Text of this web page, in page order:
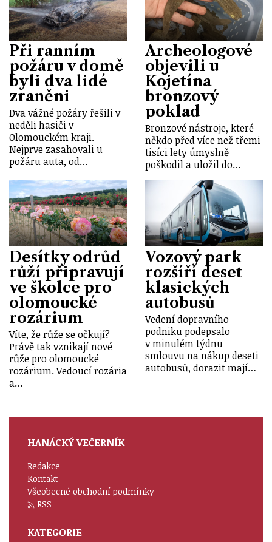
Při ranním
požáru v domě
byli dva lidé
zraněni
Dva vážné požáry řešili v
neděli hasiči v
Olomouckém kraji.
Nejprve zasahovali u
požáru auta, od…
Archeologové
objevili u
Kojetína
bronzový
poklad
Bronzové nástroje, které
někdo před více než třemi
tisíci lety úmyslně
poškodil a uložil do…
Desítky odrůd
růží připravují
ve školce pro
olomoucké
rozárium
Víte, že růže se očkují?
Právě tak vznikají nové
růže pro olomoucké
rozárium. Vedoucí rozária
a…
Vozový park
rozšíří deset
klasických
autobusů
Vedení dopravního
podniku podepsalo
v minulém týdnu
smlouvu na nákup deseti
autobusů, dorazit mají…
HANÁCKÝ VEČERNÍK
Redakce
Kontakt
Všeobecné obchodní podmínky
RSS
KATEGORIE